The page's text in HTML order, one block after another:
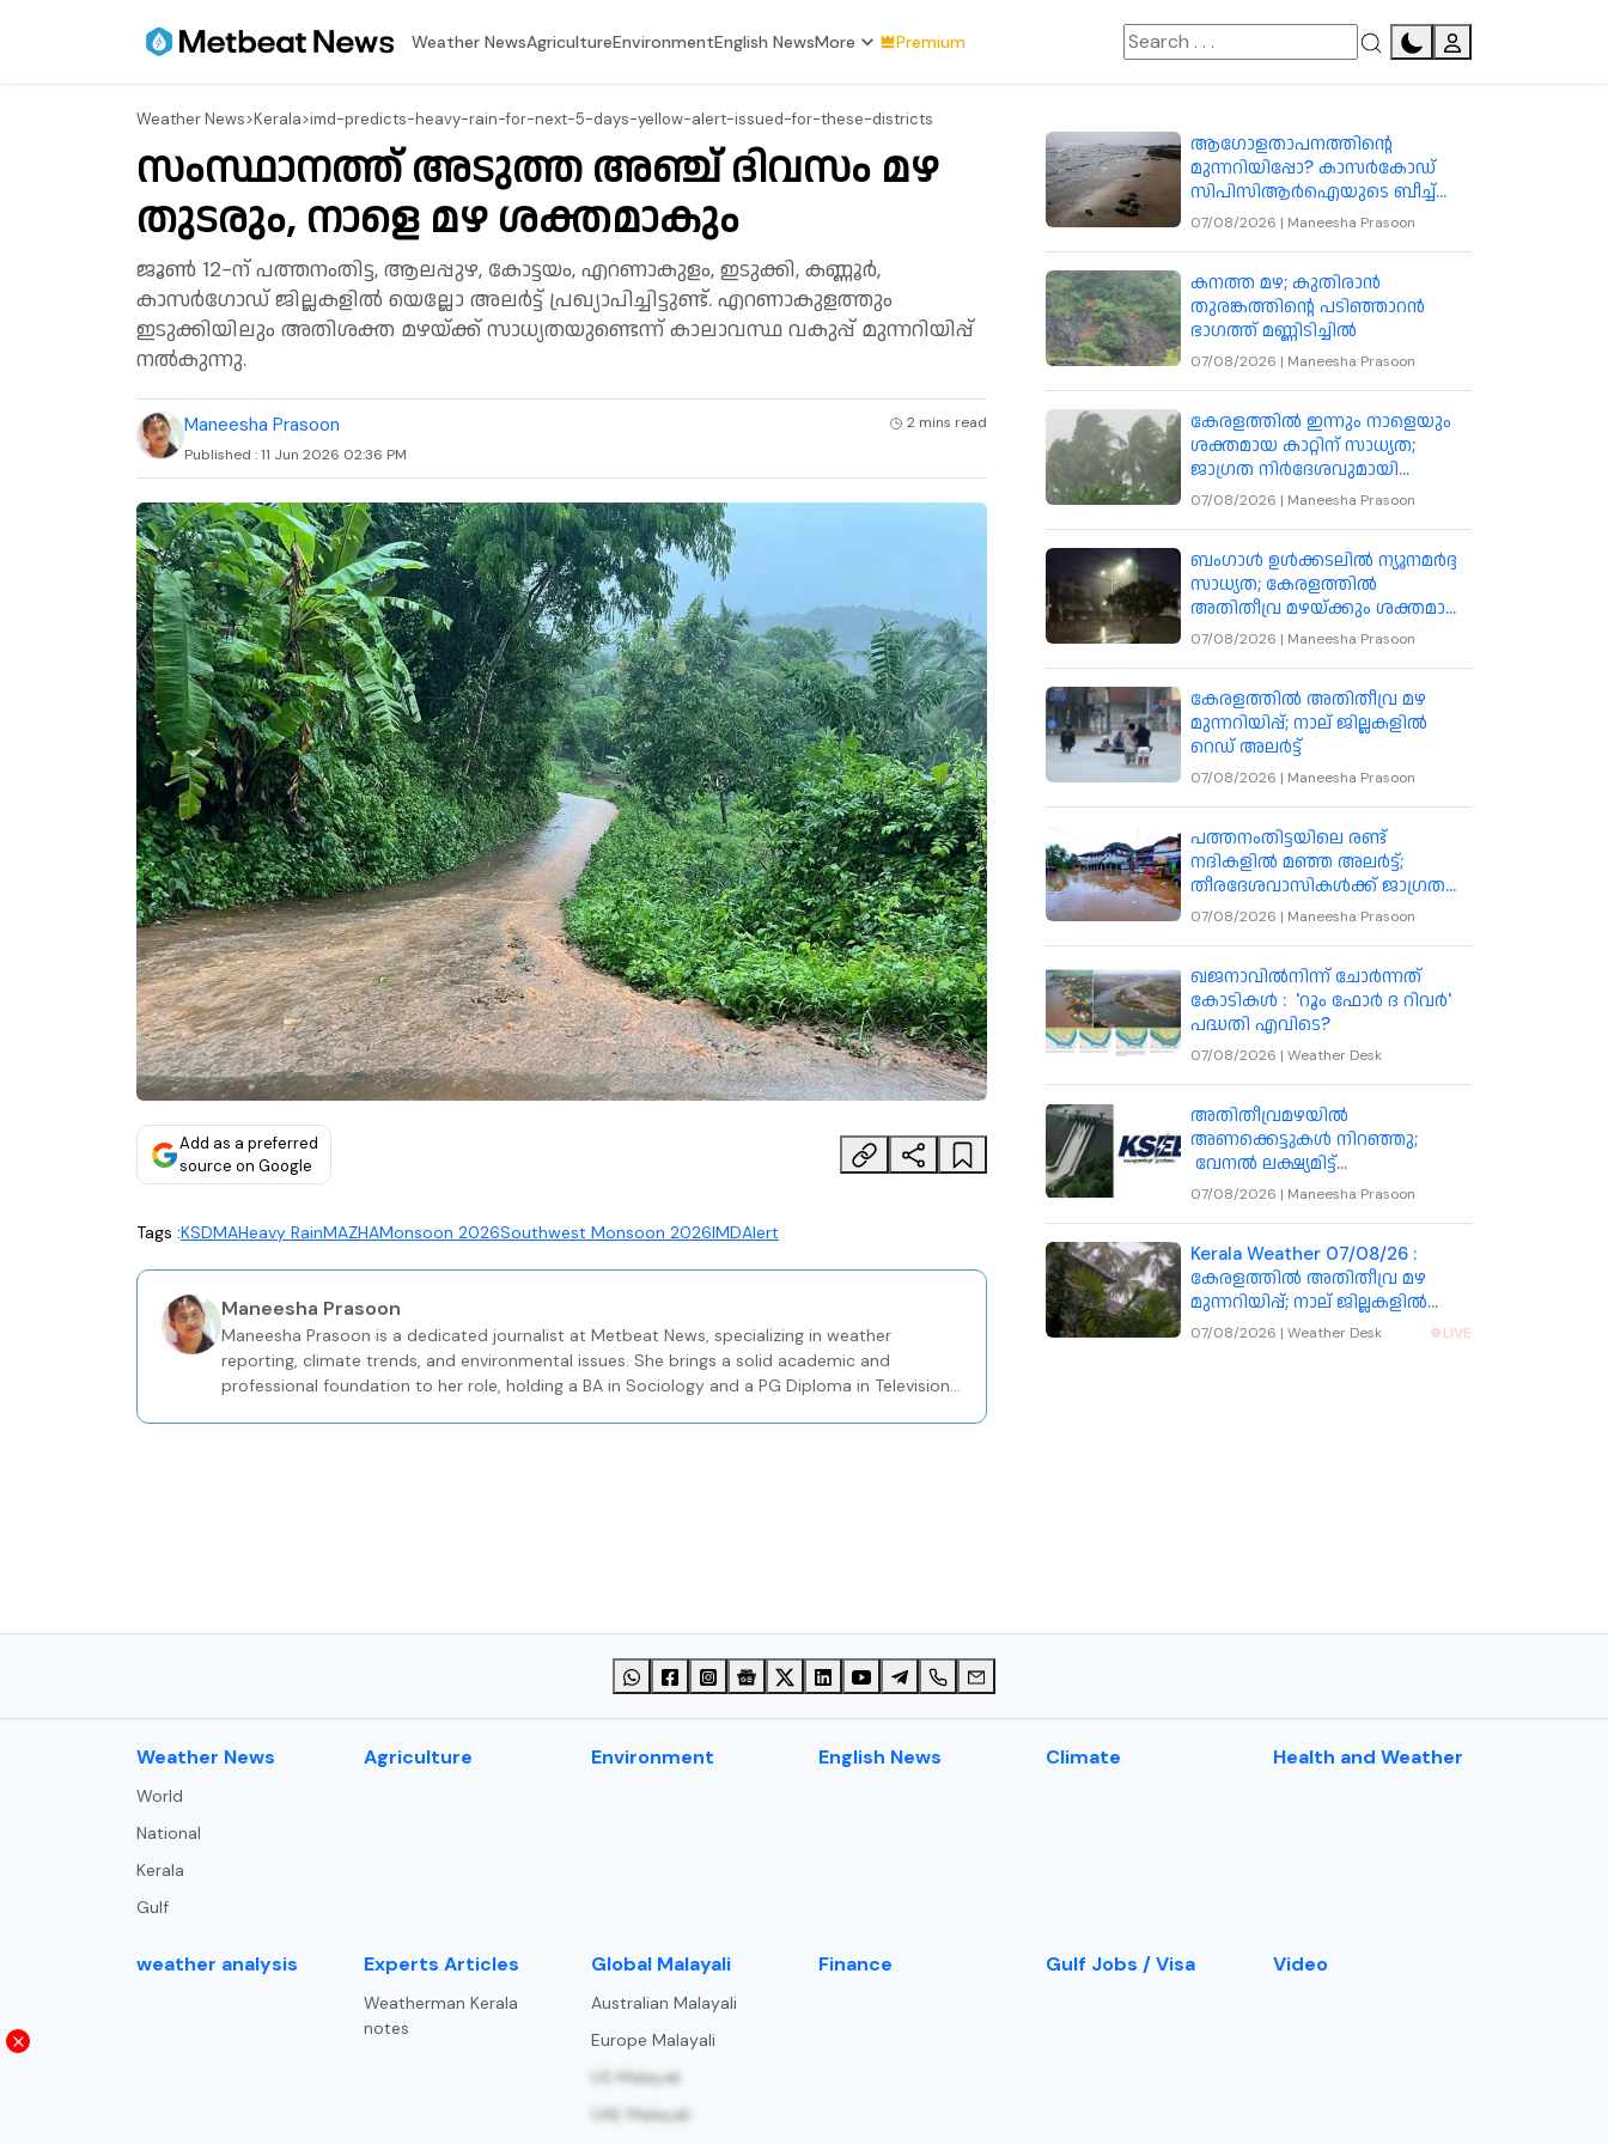
⁠Weather NewsAgricultureEnvironmentEnglish NewsMore Premium
⁠Weather News>Kerala>imd-predicts-heavy-rain-for-next-5-days-yellow-alert-issued-for-these-districts
സംസ്ഥാനത്ത് അടുത്ത അഞ്ച് ദിവസം മഴ
തുടരും, നാളെ മഴ ശക്തമാകും
ജൂൺ 12-ന് പത്തനംതിട്ട, ആലപ്പുഴ, കോട്ടയം, എറണാകുളം, ഇടുക്കി, കണ്ണൂർ,
കാസർഗോഡ് ജില്ലകളിൽ യെല്ലോ അലർട്ട് പ്രഖ്യാപിച്ചിട്ടുണ്ട്. എറണാകുളത്തും
ഇടുക്കിയിലും അതിശക്ത മഴയ്ക്ക് സാധ്യതയുണ്ടെന്ന് കാലാവസ്ഥ വകുപ്പ് മുന്നറിയിപ്പ്
നൽകുന്നു.
Maneesha Prasoon 2 mins read
Published :11 Jun 2026 02:36 PM
Add as a preferred
source on Google
Tags :KSDMAHeavy RainMAZHAMonsoon 2026Southwest Monsoon 2026IMDAlert
Maneesha Prasoon
Maneesha Prasoon is a dedicated journalist at Metbeat News, specializing in weather
reporting, climate trends, and environmental issues. She brings a solid academic and
professional foundation to her role, holding a BA in Sociology and a PG Diploma in Television
ആഗോളതാപനത്തിന്റെ
മുന്നറിയിപ്പോ? കാസർകോഡ്
സിപിസിആർഐയുടെ ബീച്ച്
ബ്ലോക്കിലേക്ക് കടൽ കയറുന്നു
07/08/2026 | Maneesha Prasoon
കനത്ത മഴ; കുതിരാൻ
തുരങ്കത്തിന്റെ പടിഞ്ഞാറൻ
ഭാഗത്ത് മണ്ണിടിച്ചിൽ
07/08/2026 | Maneesha Prasoon
കേരളത്തിൽ ഇന്നും നാളെയും
ശക്തമായ കാറ്റിന് സാധ്യത;
ജാഗ്രത നിർദേശവുമായി
കാലാവസ്ഥ വകുപ്പ്
07/08/2026 | Maneesha Prasoon
ബംഗാൾ ഉൾക്കടലിൽ ന്യൂനമർദ്ദ
സാധ്യത; കേരളത്തിൽ
അതിതീവ്ര മഴയ്ക്കും ശക്തമായ
കാറ്റിനും മുന്നറിയിപ്പ്
07/08/2026 | Maneesha Prasoon
കേരളത്തിൽ അതിതീവ്ര മഴ
മുന്നറിയിപ്പ്; നാല് ജില്ലകളിൽ
റെഡ് അലർട്ട്
07/08/2026 | Maneesha Prasoon
പത്തനംതിട്ടയിലെ രണ്ട്
നദികളിൽ മഞ്ഞ അലർട്ട്;
തീരദേശവാസികൾക്ക് ജാഗ്രത
നിർദേശം
07/08/2026 | Maneesha Prasoon
ഖജനാവിൽനിന്ന് ചോർന്നത്
കോടികൾ : 'റൂം ഫോർ ദ റിവർ'
പദ്ധതി എവിടെ?
07/08/2026 | Weather Desk
അതിതീവ്രമഴയിൽ
അണക്കെട്ടുകൾ നിറഞ്ഞു;
വേനൽ ലക്ഷ്യമിട്ട്
കെഎസ്ഇബിയുടെ പുതിയ
07/08/2026 | Maneesha Prasoon
Kerala Weather 07/08/26 :
കേരളത്തിൽ അതിതീവ്ര മഴ
മുന്നറിയിപ്പ്; നാല് ജില്ലകളിൽ
റെഡ് അലർട്ട് , തൃശ്ശൂർ ഉൾപ്പെടെ
07/08/2026 | Weather Desk LIVE
⁠Weather News
World
National
Kerala
Gulf
Agriculture Environment English News Climate Health and Weather
weather analysis Experts Articles
Weatherman Kerala
notes
⁠Global Malayali
Australian Malayali
Europe Malayali
US Malayali
UAE Malayali
Finance Gulf Jobs / Visa Video